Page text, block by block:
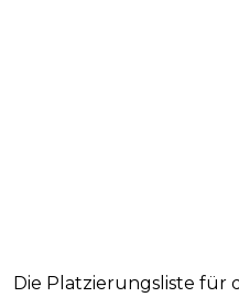
Die Platzierungsliste für